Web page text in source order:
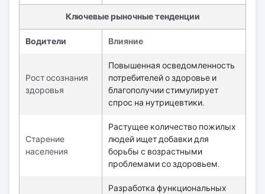
Ключевые рыночные тенденции
Водители Влияние
Рост осознания
здоровья
Повышенная осведомленность
потребителей о здоровье и
благополучии стимулирует
спрос на нутрицевтики.
Старение
населения
Растущее количество пожилых
людей ищет добавки для
борьбы с возрастными
проблемами со здоровьем.
Разработка функциональных